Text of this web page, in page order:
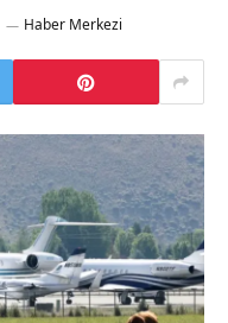
Haber Merkezi